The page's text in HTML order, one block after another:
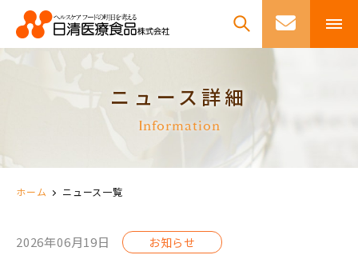
ニュース詳細
Information
ホーム ニュース一覧
2026年06月19日 お知らせ